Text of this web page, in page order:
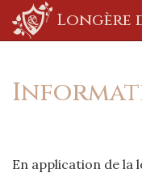
Longère
En application de la